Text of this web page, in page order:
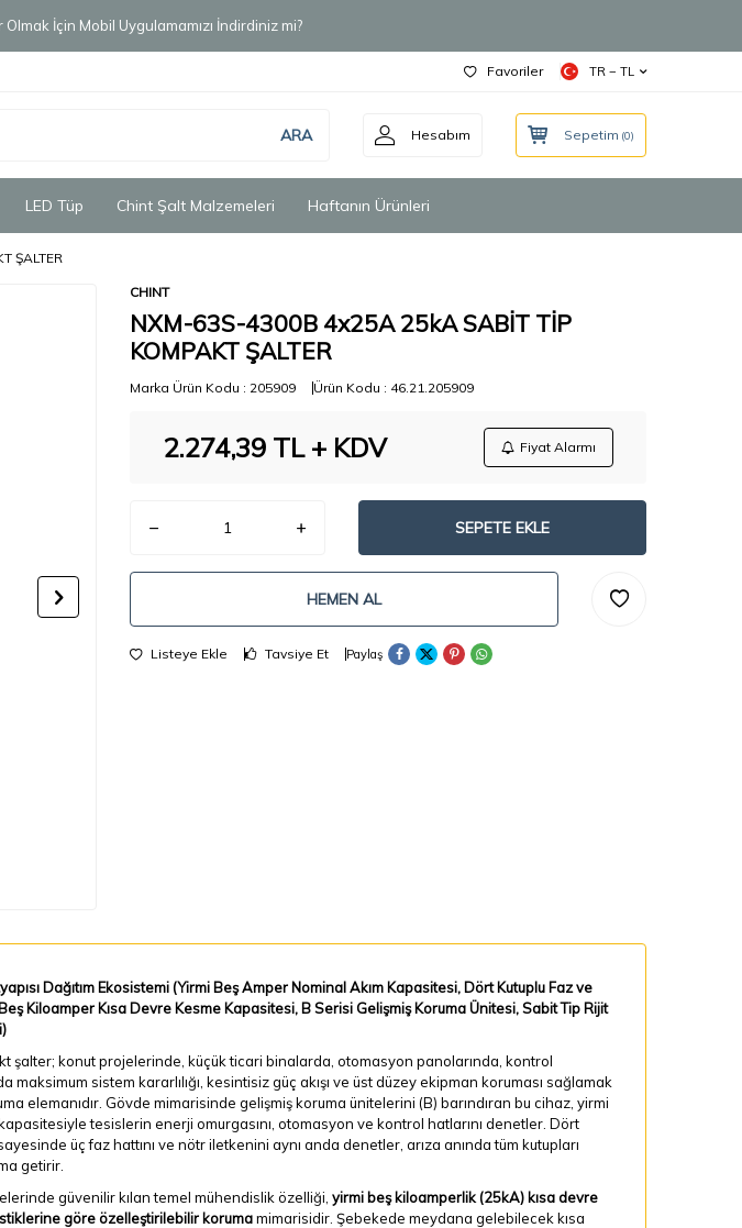
İçin Mobil Uygulamamızı İndirdiniz mi?
Favoriler TR − TL
ARA Hesabım Sepetim (0)
LED Tüp Chint Şalt Malzemeleri Haftanın Ürünleri
ŞALTER
CHINT
NXM-63S-4300B 4x25A 25kA SABİT TİP
KOMPAKT ŞALTER
Marka Ürün Kodu : 205909 Ürün Kodu : 46.21.205909
2.274,39 TL + KDV Fiyat Alarmı
SEPETE EKLE
HEMEN AL
Listeye Ekle Tavsiye Et Paylaş
Dağıtım Ekosistemi (Yirmi Beş Amper Nominal Akım Kapasitesi, Dört Kutuplu Faz ve
Kiloamper Kısa Devre Kesme Kapasitesi, B Serisi Gelişmiş Koruma Ünitesi, Sabit Tip Rijit
şalter; konut projelerinde, küçük ticari binalarda, otomasyon panolarında, kontrol
sistem kararlılığı, kesintisiz güç akışı ve üst düzey ekipman koruması sağlamak
elemanıdır. Gövde mimarisinde gelişmiş koruma ünitelerini (B) barındıran bu cihaz, yirmi
tesislerin enerji omurgasını, otomasyon ve kontrol hatlarını denetler. Dört
üç faz hattını ve nötr iletkenini aynı anda denetler, arıza anında tüm kutupları
getirir.
güvenilir kılan temel mühendislik özelliği, yirmi beş kiloamperlik (25kA) kısa devre
göre özelleştirilebilir korumamimarisidir. Şebekede meydana gelebilecek kısa